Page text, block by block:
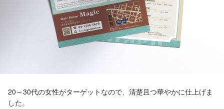
20～30代の女性がターゲットなので、清楚且つ華やかに仕上げま
した。